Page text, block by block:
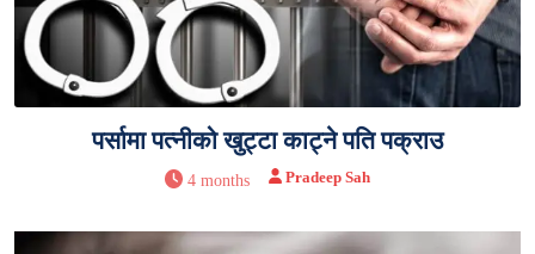
पर्सामा पत्नीको खुट्टा काट्ने पति पक्राउ
4 months Pradeep Sah